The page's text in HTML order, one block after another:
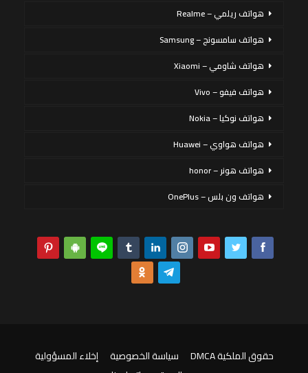
هواتف ريلمي – Realme
هواتف سامسونج – Samsung
هواتف شاومي – Xiaomi
هواتف فيفو – Vivo
هواتف نوكيا – Nokia
هواتف هواوي – Huawei
هواتف هونر – honor
هواتف ون بلس – OnePlus
حقوق الملكية DMCA سياسة الخصوصية
إخلاء المسؤولية